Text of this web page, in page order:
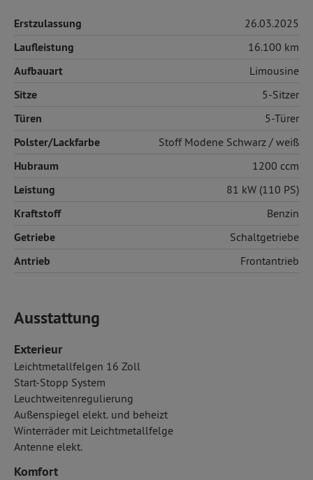
Erstzulassung 26.03.2025
Laufleistung 16.100 km
Aufbauart Limousine
Sitze 5-Sitzer
Türen 5-Türer
Polster/Lackfarbe StoffModene Schwarz / weiß
Hubraum 1200 ccm
Leistung 81 kW (110 PS)
Kraftstoff Benzin
Getriebe Schaltgetriebe
Antrieb Frontantrieb
Ausstattung
Exterieur
Leichtmetallfelgen 16 Zoll
Start-Stopp System
Leuchtweitenregulierung
Außenspiegel elekt. und beheizt
Winterräder mit Leichtmetallfelge
Antenne elekt.
Komfort